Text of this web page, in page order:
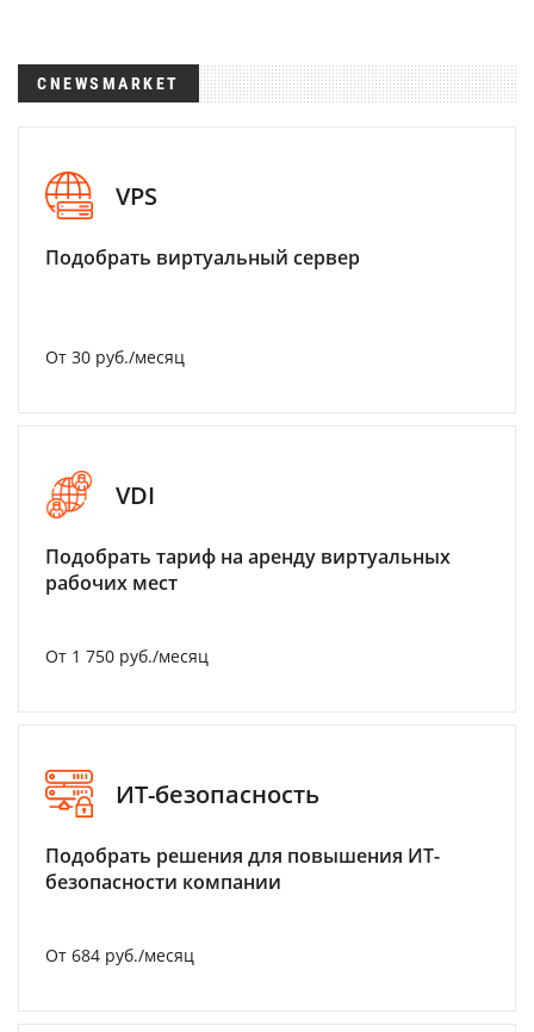
CNEWSMARKET
VPS
Подобрать виртуальный сервер
От 30 руб./месяц
VDI
Подобрать тариф на аренду виртуальных
рабочих мест
От 1 750 руб./месяц
ИТ-безопасность
Подобрать решения для повышения ИТ-
безопасности компании
От 684 руб./месяц